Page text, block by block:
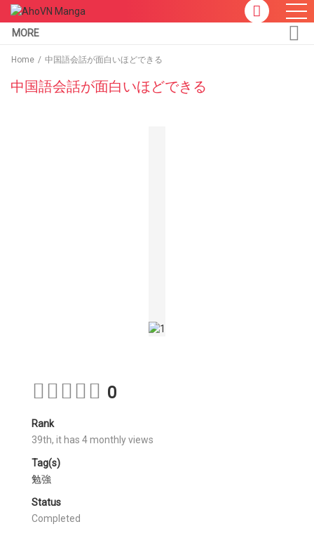
MORE
Home 中国語会話が面白いほどできる
中国語会話が面白いほどできる
0
Rank
39th, it has 4 monthly views
Tag(s)
勉強
Status
Completed